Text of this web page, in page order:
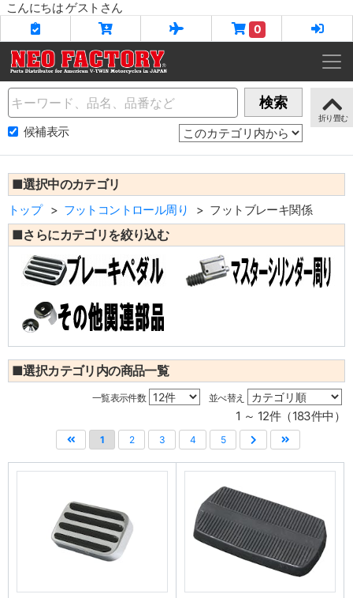
こんにちは ゲストさん
0
Name 検索
候補表示
■選択中のカテゴリ
トップ フットコントロール周り フットブレーキ関係
■さらにカテゴリを絞り込む
■選択カテゴリ内の商品一覧
一覧表示件数 並べ替え
1 ～ 12件（183件中）
1 2 3 4 5